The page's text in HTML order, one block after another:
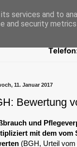
11. Januar 2017
Bewertung
und
mit dem vom
(BGH, Urteil
services and to
and security